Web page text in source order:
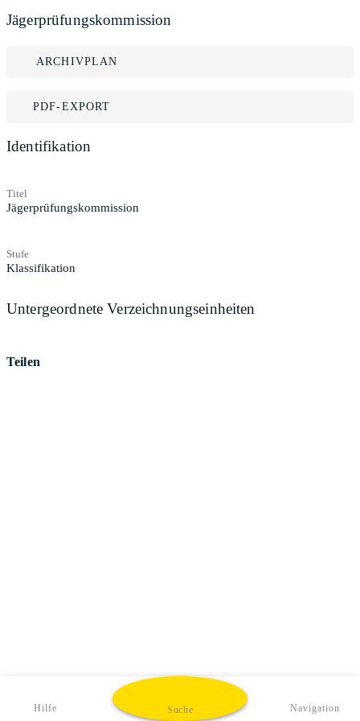
Jägerprüfungskommission
ARCHIVPLAN
PDF-EXPORT
Identifikation
Titel
Jägerprüfungskommission
Stufe
Klassifikation
Untergeordnete Verzeichnungseinheiten
Teilen
Hilfe Suche Navigation